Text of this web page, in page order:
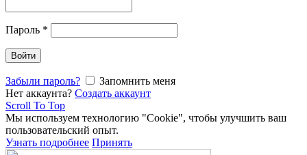
Пароль *
Войти
Забыли пароль?
Запомнить меня
Нет аккаунта? Создать аккаунт
Scroll To Top
Мы используем технологию "Cookie", чтобы улучшить ваш
пользовательский опыт.
Узнать подробнее Принять